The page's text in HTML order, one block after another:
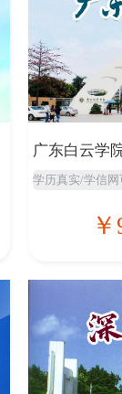
广东白云学
学历真实/学信网